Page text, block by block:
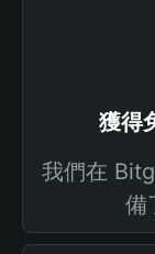
獲得
我們在
備